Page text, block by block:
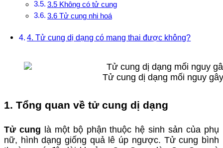
3.5 Không có tử cung
3.6 Tử cung nhi hoá
4. Tử cung dị dạng có mang thai được không?
Tử cung dị dạng mối nguy
1. Tổng quan về tử cung dị dạng
Tử cung là một bộ phận thuộc hệ sinh sản của phụ
nữ, hình dạng giống quả lê úp ngược. Tử cung bình